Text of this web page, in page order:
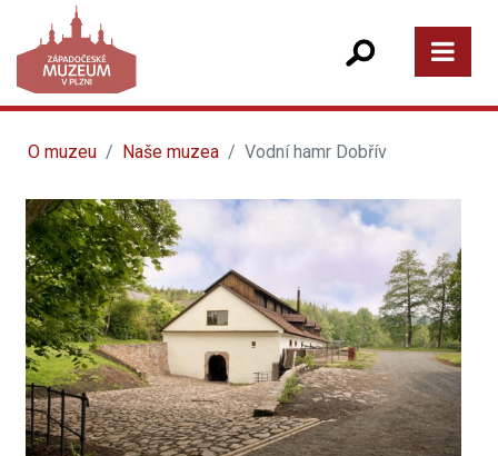
O muzeu Naše muzea Vodní hamr Dobřív